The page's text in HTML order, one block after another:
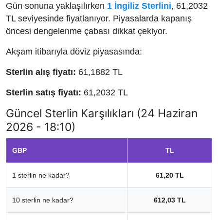
Gün sonuna yaklaşılırken 1 İngiliz Sterlini, 61,2032
TL seviyesinde fiyatlanıyor. Piyasalarda kapanış
öncesi dengelenme çabası dikkat çekiyor.
Akşam itibarıyla döviz piyasasında:
Sterlin alış fiyatı: 61,1882 TL
Sterlin satış fiyatı: 61,2032 TL
Güncel Sterlin Karşılıkları (24 Haziran
2026 - 18:10)
GBP TL
1 sterlin ne kadar? 61,20 TL
10 sterlin ne kadar? 612,03 TL